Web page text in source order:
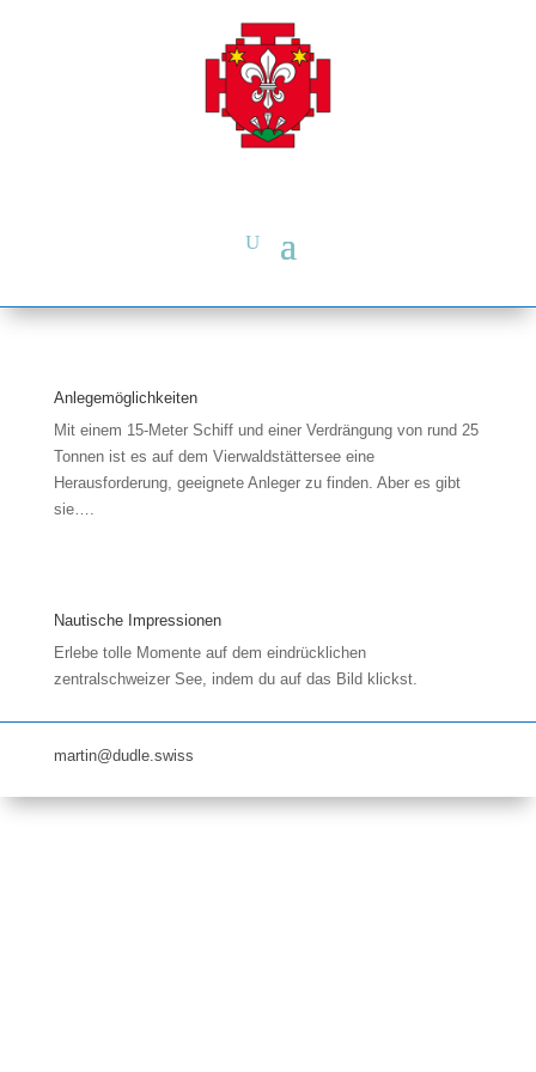
Anlegemöglichkeiten
Mit einem 15-Meter Schiff und einer Verdrängung von rund 25
Tonnen ist es auf dem Vierwaldstättersee eine
Herausforderung, geeignete Anleger zu finden. Aber es gibt
sie….
Nautische Impressionen
Erlebe tolle Momente auf dem eindrücklichen
zentralschweizer See, indem du auf das Bild klickst.
martin@dudle.swiss